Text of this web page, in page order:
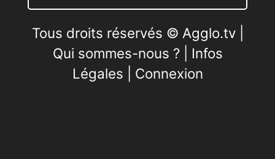
Tous droits réservés © Agglo.tv |
Qui sommes-nous ?| Infos
Légales
Connexion